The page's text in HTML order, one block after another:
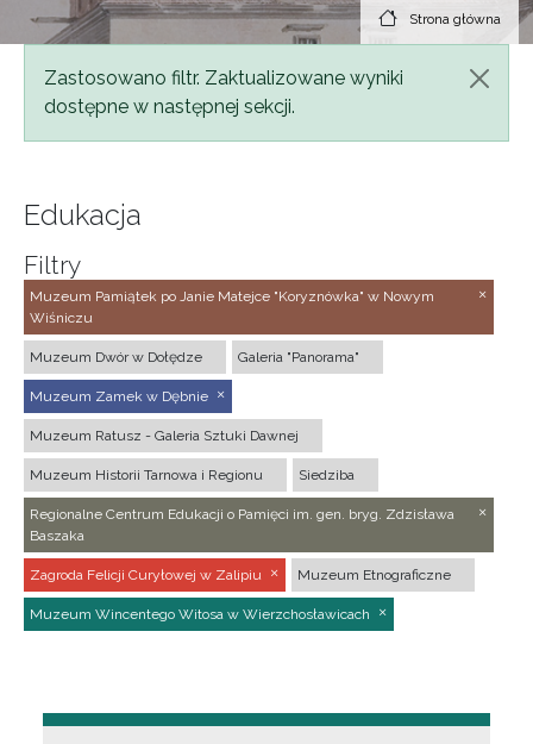
Strona główna
Komunikat
Zastosowano filtr. Zaktualizowane wyniki
dostępne w następnej sekcji.
Edukacja
Filtry
Muzeum Pamiątek po Janie Matejce "Koryznówka" w Nowym
Wiśniczu
Muzeum Dwór w Dołędze Galeria "Panorama"
Muzeum Zamek w Dębnie
Muzeum Ratusz - Galeria Sztuki Dawnej
Muzeum Historii Tarnowa i Regionu Siedziba
Regionalne Centrum Edukacji o Pamięci im. gen. bryg. Zdzisława
Baszaka
Zagroda Felicji Curyłowej w Zalipiu Muzeum Etnograficzne
Muzeum Wincentego Witosa w Wierzchosławicach